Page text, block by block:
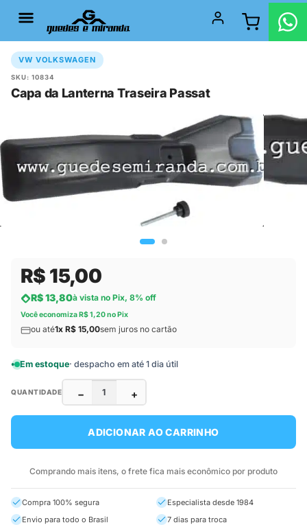
VW VOLKSWAGEN
SKU: 10834
Capa da Lanterna Traseira Passat
R$ 15,00
R$ 13,80à vista no Pix, 8% off
Você economiza R$ 1,20 no Pix
ou até1x R$ 15,00sem juros no cartão
Em estoque· despacho em até 1 dia útil
QUANTIDADE − +
ADICIONAR AO CARRINHO
Comprando mais itens, o frete fica mais econômico por produto
Compra 100% segura
Especialista desde 1984
Envio para todo o Brasil
7 dias para troca